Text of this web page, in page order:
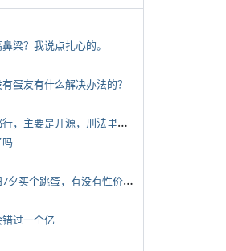
梁？我说点扎心的。
蛋友有什么解决办法的？
*
有啥搞钱的路子吗，开源节流都行，主要是开源，刑法里的咱不做
*
想请教有经验的蛋友，想给媳妇7夕买个跳蛋，有没有性价比高的推荐
过一个亿